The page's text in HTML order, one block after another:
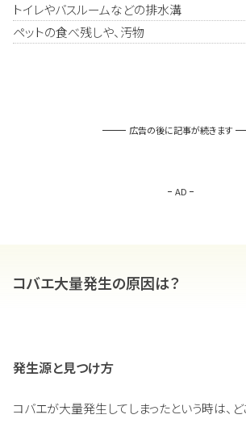
トイレやバスルームなどの排水溝
ペットの食べ残しや、汚物
広告の後に記事が続きます
AD
コバエ大量発生の原因は？
発生源と見つけ方
コバエが大量発生してしまったという時は、